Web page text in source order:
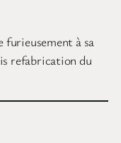
furieusement à sa
refabrication du